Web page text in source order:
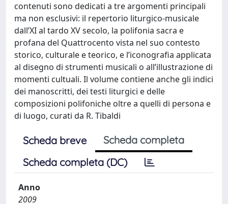
contenuti sono dedicati a tre argomenti principali
ma non esclusivi: il repertorio liturgico-musicale
dall’XI al tardo XV secolo, la polifonia sacra e
profana del Quattrocento vista nel suo contesto
storico, culturale e teorico, e l’iconografia applicata
al disegno di strumenti musicali o all’illustrazione di
momenti cultuali. Il volume contiene anche gli indici
dei manoscritti, dei testi liturgici e delle
composizioni polifoniche oltre a quelli di persona e
di luogo, curati da R. Tibaldi
Scheda breve
Scheda completa
Scheda completa (DC)
Anno
2009